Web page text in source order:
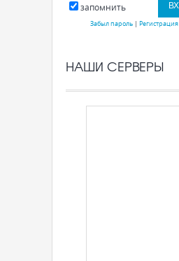
запомнить
Забыл пароль| Регистрация
НАШИ СЕРВЕРЫ